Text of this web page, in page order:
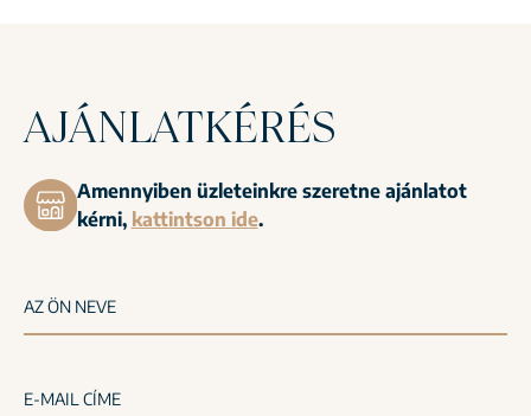
AJÁNLATKÉRÉS
Amennyiben üzleteinkre szeretne ajánlatot
kérni, kattintson ide.
AZ ÖN NEVE
E-MAIL CÍME